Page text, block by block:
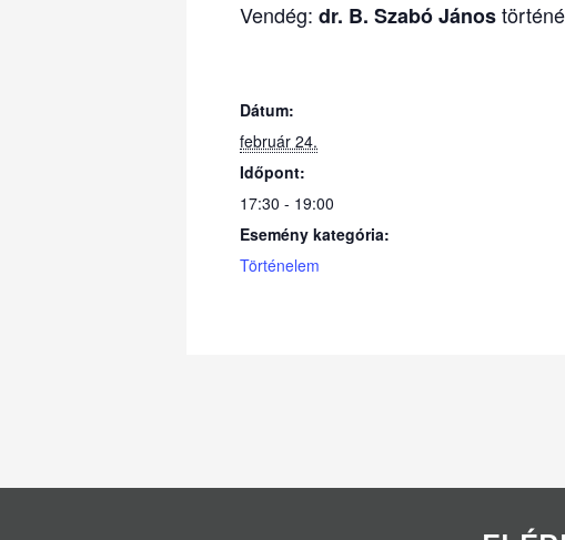
Vendég: dr. B. Szabó János
Dátum:
február 24.
Időpont:
17:30 - 19:00
Esemény kategória:
Történelem